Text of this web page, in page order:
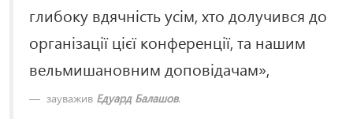
глибоку вдячність усім, хто долучився до
організації цієї конференції, та нашим
вельмишановним доповідачам»,
зауважив Едуард Балашов.